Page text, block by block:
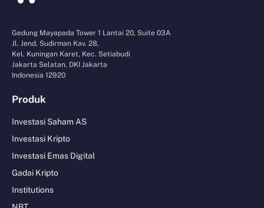
Gedung Mayapada Tower 1 Lantai 20, Suite 03A
Jl. Jend. Sudirman Kav. 28,
Kel. Kuningan Karet, Kec. Setiabudi
Jakarta Selatan, DKI Jakarta
Indonesia 12920
Produk
Investasi Saham AS
Investasi Kripto
Investasi Emas Digital
Gadai Kripto
Institutions